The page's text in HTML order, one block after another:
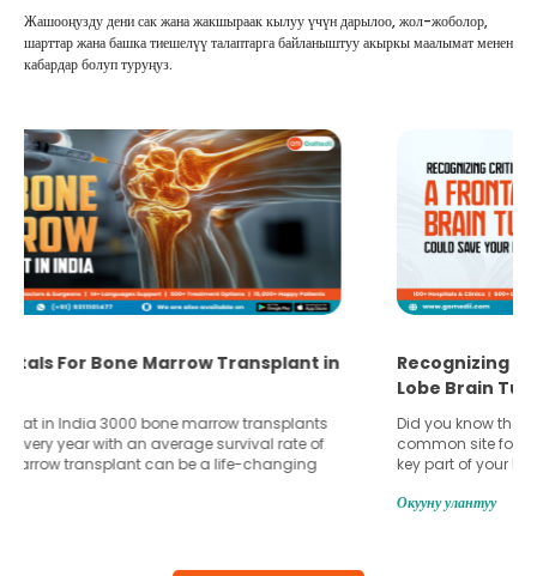
Жашооңузду дени сак жана жакшыраак кылуу үчүн дарылоо, жол-жоболор,
шарттар жана башка тиешелүү талаптарга байланыштуу акыркы маалымат менен
кабардар болуп туруңуз.
Recognizing Critical Symptoms of a Frontal
Lobe Brain Tumor Could Save Your Life
Did you know that the frontal lobe of your brain is the most
common site for tumor occurrence? The frontal lobe is a
key part of your brain and is responsible for various
harm to it can lead to serious complications. However, with